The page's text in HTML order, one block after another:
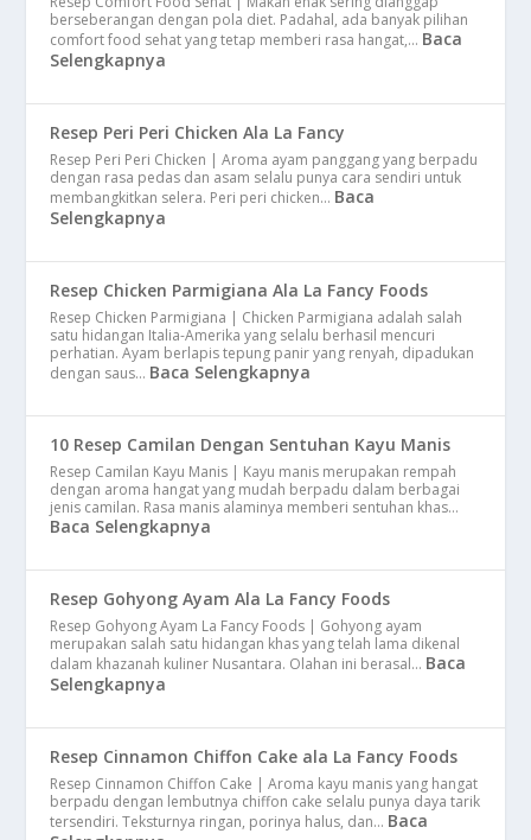
berseberangan dengan pola diet. Padahal, ada banyak pilihan
comfort food sehat yang tetap memberi rasa hangat,… Baca
Selengkapnya
Resep Peri Peri Chicken Ala La Fancy
Resep Peri Peri Chicken | Aroma ayam panggang yang berpadu
dengan rasa pedas dan asam selalu punya cara sendiri untuk
membangkitkan selera. Peri peri chicken… Baca
Selengkapnya
Resep Chicken Parmigiana Ala La Fancy Foods
Resep Chicken Parmigiana | Chicken Parmigiana adalah salah
satu hidangan Italia-Amerika yang selalu berhasil mencuri
perhatian. Ayam berlapis tepung panir yang renyah, dipadukan
dengan saus… Baca Selengkapnya
10 Resep Camilan Dengan Sentuhan Kayu Manis
Resep Camilan Kayu Manis | Kayu manis merupakan rempah
dengan aroma hangat yang mudah berpadu dalam berbagai
jenis camilan. Rasa manis alaminya memberi sentuhan khas…
Baca Selengkapnya
Resep Gohyong Ayam Ala La Fancy Foods
Resep Gohyong Ayam La Fancy Foods | Gohyong ayam
merupakan salah satu hidangan khas yang telah lama dikenal
dalam khazanah kuliner Nusantara. Olahan ini berasal… Baca
Selengkapnya
Resep Cinnamon Chiffon Cake ala La Fancy Foods
Resep Cinnamon Chiffon Cake | Aroma kayu manis yang hangat
berpadu dengan lembutnya chiffon cake selalu punya daya tarik
tersendiri. Teksturnya ringan, porinya halus, dan… Baca